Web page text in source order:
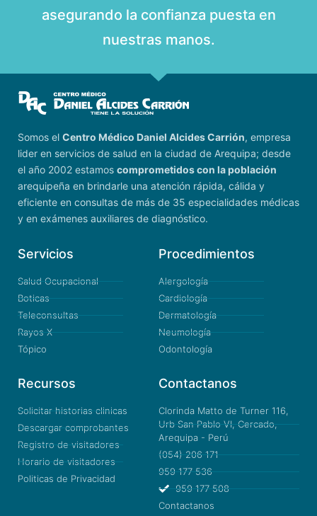
asegurando la confianza puesta en
nuestras manos.
Somos el Centro Médico Daniel Alcides Carrión, empresa
lider en servicios de salud en la ciudad de Arequipa; desde
el año 2002 estamos comprometidos con la población
arequipeña en brindarle una atención rápida, cálida y
eficiente en consultas de más de 35 especialidades médicas
y en exámenes auxiliares de diagnóstico.
Servicios
Salud Ocupacional
Boticas
Teleconsultas
Rayos X
Tópico
Procedimientos
Alergología
Cardiología
Dermatología
Neumología
Odontología
Recursos
Solicitar historias clinicas
Descargar comprobantes
Registro de visitadores
Horario de visitadores
Politicas de Privacidad
Contactanos
Clorinda Matto de Turner 116,
Urb San Pablo VI, Cercado,
Arequipa - Perú
(054) 206 171
959 177 536
959 177 508
Contactanos